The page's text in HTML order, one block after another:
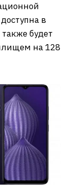
в
будет
на 128